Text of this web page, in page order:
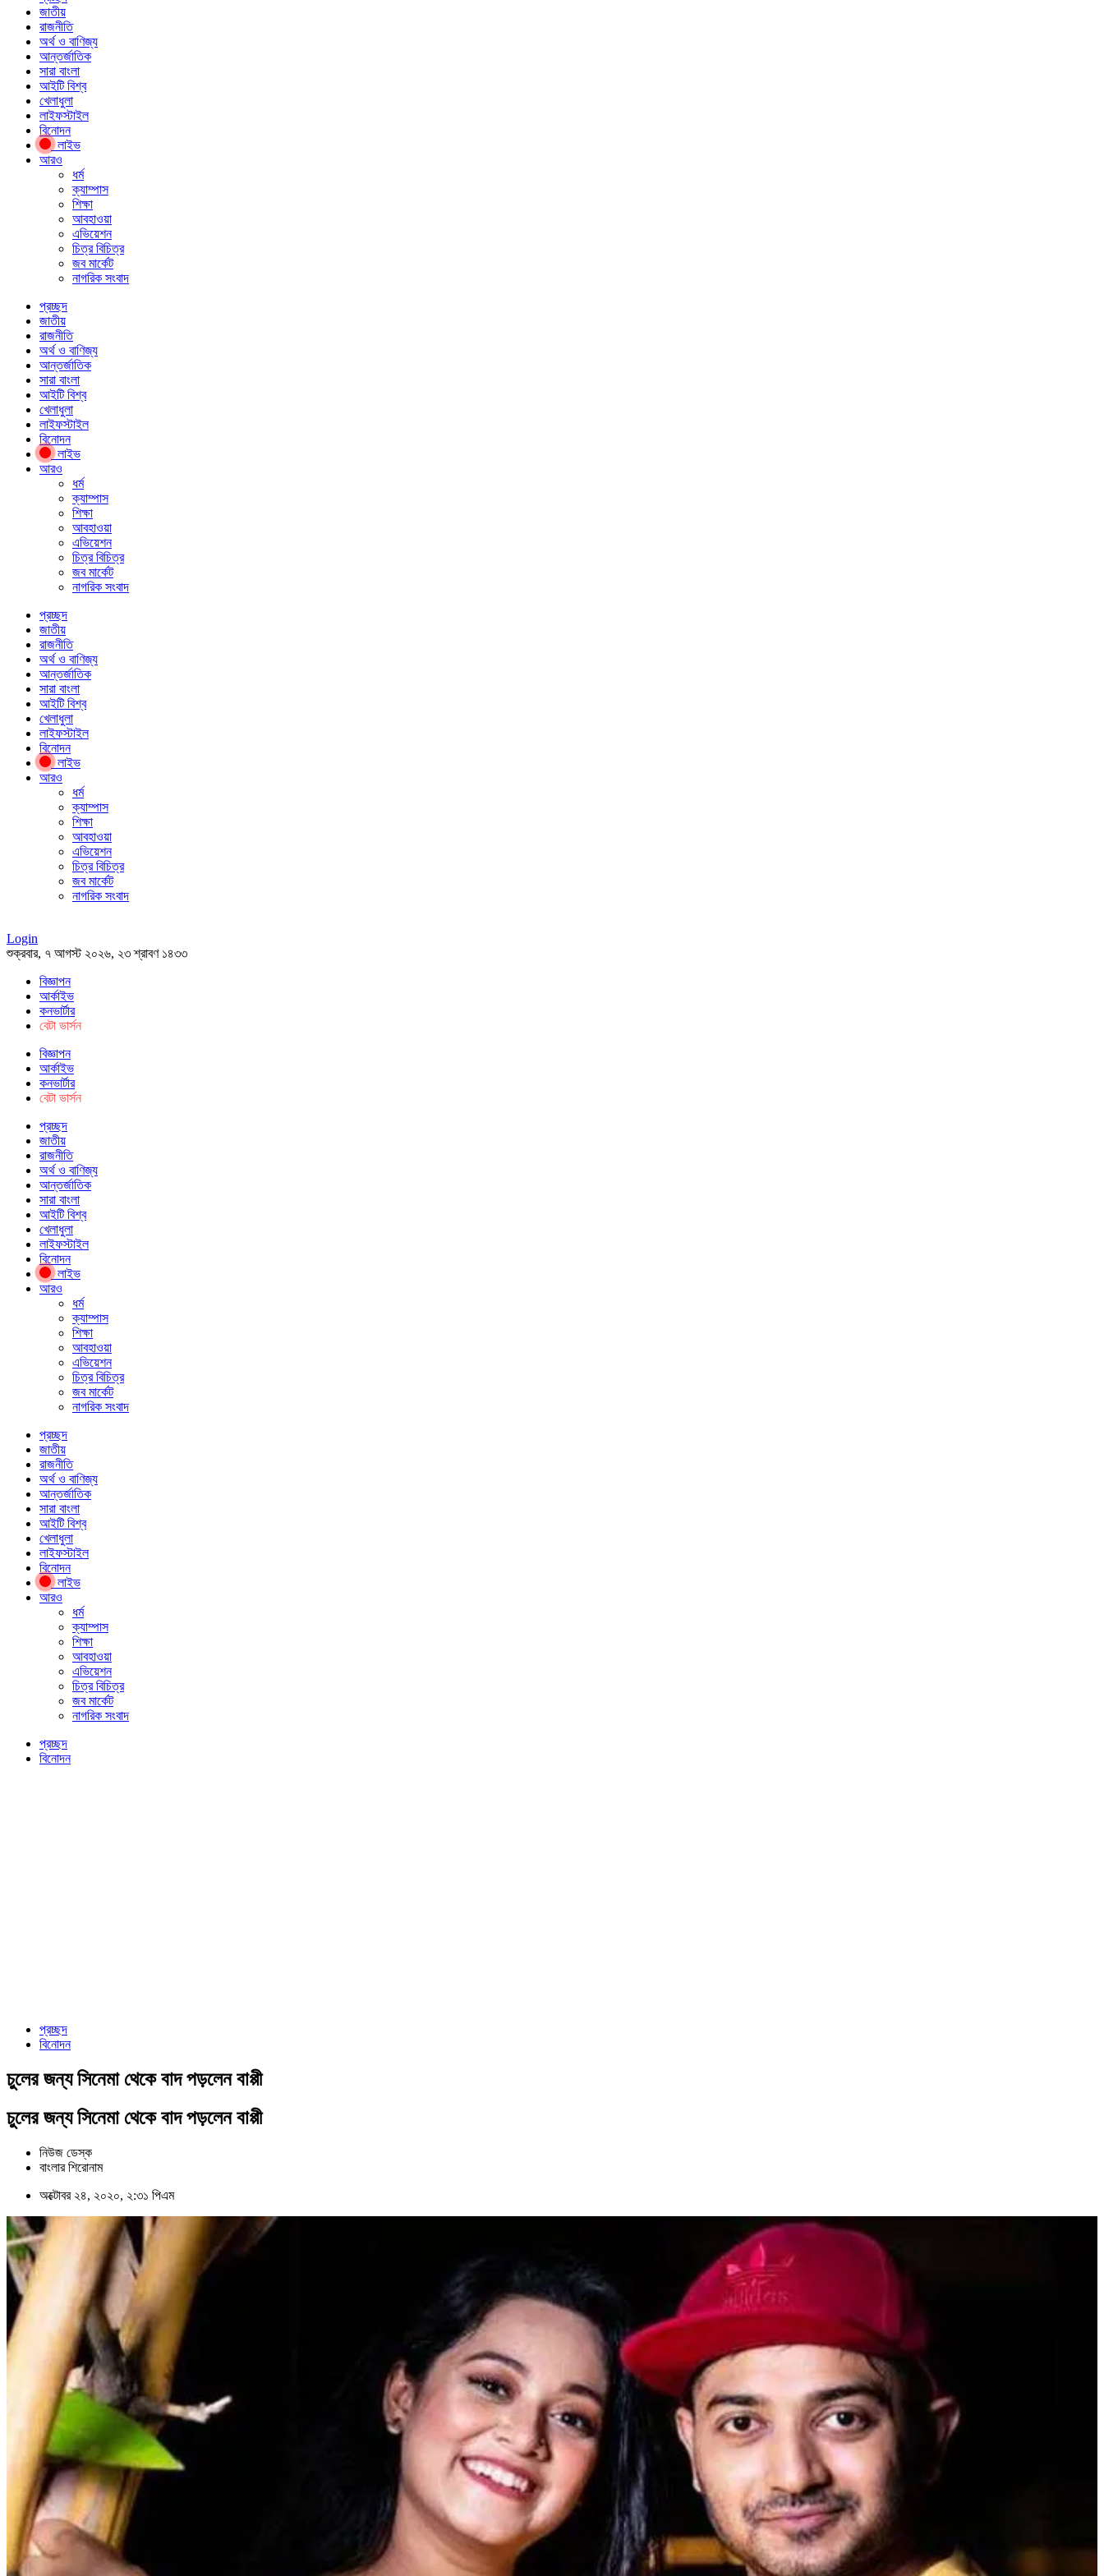
জাতীয়
রাজনীতি
অর্থ ও বাণিজ্য
আন্তর্জাতিক
সারা বাংলা
আইটি বিশ্ব
খেলাধুলা
লাইফস্টাইল
বিনোদন
লাইভ
আরও
ধর্ম
ক্যাম্পাস
শিক্ষা
আবহাওয়া
এভিয়েশন
চিত্র বিচিত্র
জব মার্কেট
নাগরিক সংবাদ
প্রচ্ছদ
জাতীয়
রাজনীতি
অর্থ ও বাণিজ্য
আন্তর্জাতিক
সারা বাংলা
আইটি বিশ্ব
খেলাধুলা
লাইফস্টাইল
বিনোদন
লাইভ
আরও
ধর্ম
ক্যাম্পাস
শিক্ষা
আবহাওয়া
এভিয়েশন
চিত্র বিচিত্র
জব মার্কেট
নাগরিক সংবাদ
প্রচ্ছদ
জাতীয়
রাজনীতি
অর্থ ও বাণিজ্য
আন্তর্জাতিক
সারা বাংলা
আইটি বিশ্ব
খেলাধুলা
লাইফস্টাইল
বিনোদন
লাইভ
আরও
ধর্ম
ক্যাম্পাস
শিক্ষা
আবহাওয়া
এভিয়েশন
চিত্র বিচিত্র
জব মার্কেট
নাগরিক সংবাদ
Login
শুক্রবার, ৭ আগস্ট ২০২৬, ২৩ শ্রাবণ ১৪৩৩
বিজ্ঞাপন
আর্কাইভ
কনভার্টার
বেটা ভার্সন
বিজ্ঞাপন
আর্কাইভ
কনভার্টার
বেটা ভার্সন
প্রচ্ছদ
জাতীয়
রাজনীতি
অর্থ ও বাণিজ্য
আন্তর্জাতিক
সারা বাংলা
আইটি বিশ্ব
খেলাধুলা
লাইফস্টাইল
বিনোদন
লাইভ
আরও
ধর্ম
ক্যাম্পাস
শিক্ষা
আবহাওয়া
এভিয়েশন
চিত্র বিচিত্র
জব মার্কেট
নাগরিক সংবাদ
প্রচ্ছদ
জাতীয়
রাজনীতি
অর্থ ও বাণিজ্য
আন্তর্জাতিক
সারা বাংলা
আইটি বিশ্ব
খেলাধুলা
লাইফস্টাইল
বিনোদন
লাইভ
আরও
ধর্ম
ক্যাম্পাস
শিক্ষা
আবহাওয়া
এভিয়েশন
চিত্র বিচিত্র
জব মার্কেট
নাগরিক সংবাদ
প্রচ্ছদ
বিনোদন
প্রচ্ছদ
বিনোদন
চুলের জন্য সিনেমা থেকে বাদ পড়লেন বাপ্পী
চুলের জন্য সিনেমা থেকে বাদ পড়লেন বাপ্পী
নিউজ ডেস্ক
বাংলার শিরোনাম
অক্টোবর ২৪, ২০২০, ২:৩১ পিএম